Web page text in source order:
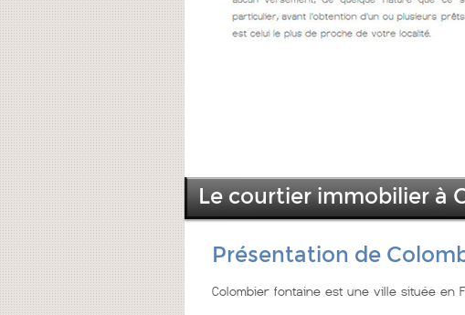
Le courtier immobilier à
Présentation de
Colombier fontaine est une ville située en